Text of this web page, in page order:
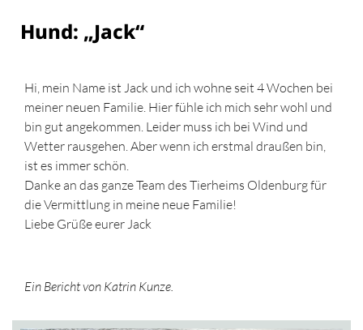
Hund: „Jack“
Hi, mein Name ist Jack und ich wohne seit 4 Wochen bei
meiner neuen Familie. Hier fühle ich mich sehr wohl und
bin gut angekommen. Leider muss ich bei Wind und
Wetter rausgehen. Aber wenn ich erstmal draußen bin,
ist es immer schön.
Danke an das ganze Team des Tierheims Oldenburg für
die Vermittlung in meine neue Familie!
Liebe Grüße eurer Jack
Ein Bericht von Katrin Kunze.